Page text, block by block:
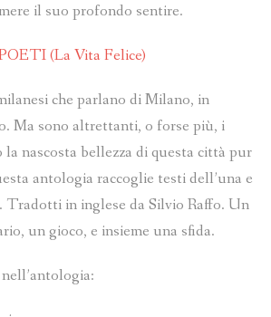
il suo profondo sentire.
(La Vita Felice)
che parlano di Milano, in
Ma sono altrettanti, o forse più, i
nascosta bellezza di questa città pur
antologia raccoglie testi dell’una e
Tradotti in inglese da Silvio Raffo. Un
un gioco, e insieme una sfida.